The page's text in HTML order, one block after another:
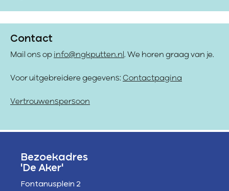
Contact
Mail ons op info@ngkputten.nl . We horen graag van je.
Voor uitgebreidere gegevens: Contactpagina
Vertrouwenspersoon
Bezoekadres
'De Aker'
Fontanusplein 2